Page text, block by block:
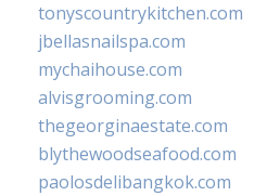
tonyscountrykitchen.com
jbellasnailspa.com
mychaihouse.com
alvisgrooming.com
thegeorginaestate.com
blythewoodseafood.com
paolosdelibangkok.com